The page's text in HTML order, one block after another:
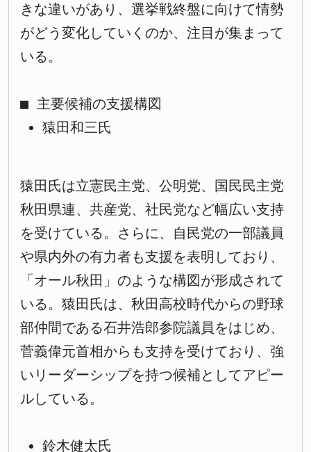
きな違いがあり、選挙戦終盤に向けて情勢
がどう変化していくのか、注目が集まって
いる。
■ 主要候補の支援構図
猿田和三氏
猿田氏は立憲民主党、公明党、国民民主党
秋田県連、共産党、社民党など幅広い支持
を受けている。さらに、自民党の一部議員
や県内外の有力者も支援を表明しており、
「オール秋田」のような構図が形成されて
いる。猿田氏は、秋田高校時代からの野球
部仲間である石井浩郎参院議員をはじめ、
菅義偉元首相からも支持を受けており、強
いリーダーシップを持つ候補としてアピー
ルしている。
鈴木健太氏